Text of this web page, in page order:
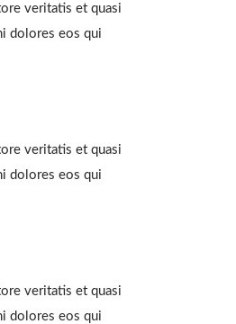
veritatis et quasi
dolores eos qui
veritatis et quasi
dolores eos qui
veritatis et quasi
dolores eos qui